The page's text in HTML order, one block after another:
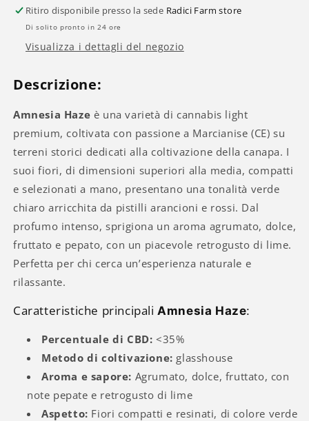
Ritiro disponibile presso la sede Radici Farm store
Di solito pronto in 24 ore
Visualizza i dettagli del negozio
Descrizione:
Amnesia Haze è una varietà di cannabis light
premium, coltivata con passione a Marcianise (CE) su
terreni storici dedicati alla coltivazione della canapa. I
suoi fiori, di dimensioni superiori alla media, compatti
e selezionati a mano, presentano una tonalità verde
chiaro arricchita da pistilli arancioni e rossi. Dal
profumo intenso, sprigiona un aroma agrumato, dolce,
fruttato e pepato, con un piacevole retrogusto di lime.
Perfetta per chi cerca un’esperienza naturale e
rilassante.
Caratteristiche principaliAmnesia Haze:
Percentuale di CBD: <35%
Metodo di coltivazione: glasshouse
Aroma e sapore: Agrumato, dolce, fruttato, con
note pepate e retrogusto di lime
Aspetto: Fiori compatti e resinati, di colore verde